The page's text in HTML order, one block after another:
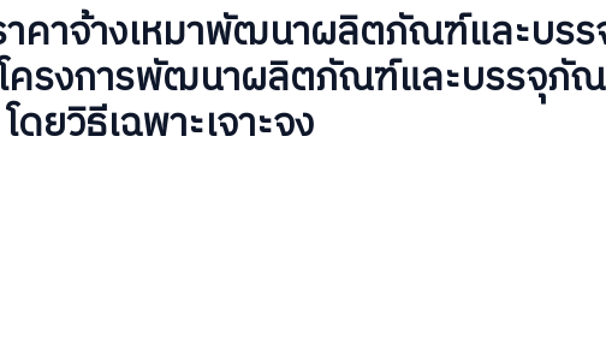
าคาจ้างเหมาพัฒนาผลิตภัณฑ์และบร
ครงการพัฒนาผลิตภัณฑ์และบรรจุภั
ยวิธีเฉพาะเจาะจง